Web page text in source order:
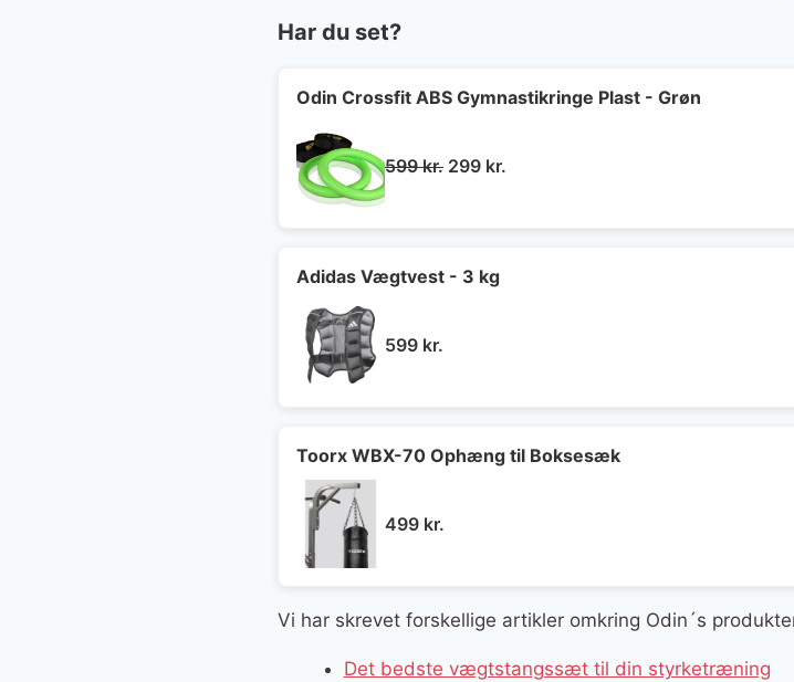
Har du set?
Odin Crossfit ABS Gymnastikringe Plast - Grøn
599kr. Den
599 kr..
299 kr.
Adidas Vægtvest - 3 kg
599 kr.
Toorx WBX-70 Ophæng til Boksesæk
499 kr.
Vi har skrevet forskellige artikler omkring Odin´s
Det bedste vægtstangssæt til din styrketræning